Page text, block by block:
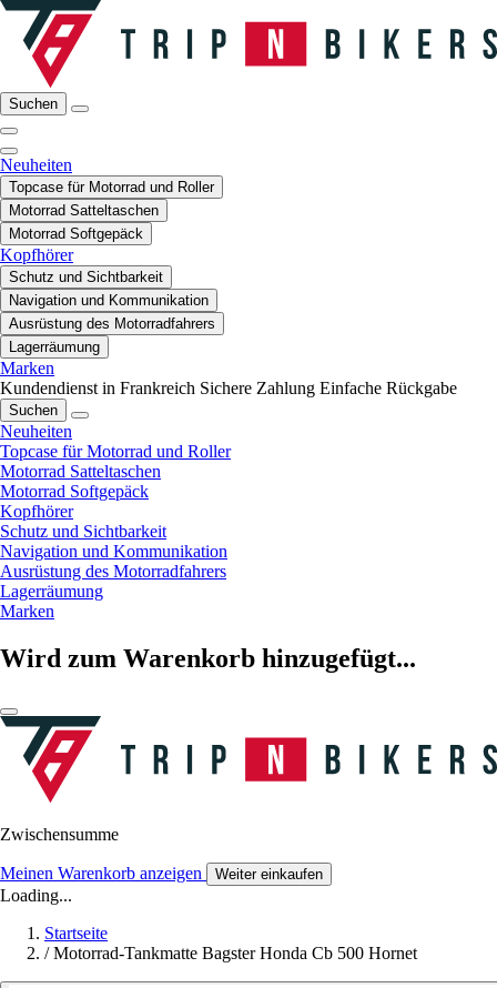
Suchen
Neuheiten
Topcase für Motorrad und Roller
Motorrad Satteltaschen
Motorrad Softgepäck
Kopfhörer
Schutz und Sichtbarkeit
Navigation und Kommunikation
Ausrüstung des Motorradfahrers
Lagerräumung
Marken
Kundendienst in Frankreich Sichere Zahlung Einfache Rückgabe
Suchen
Neuheiten
Topcase für Motorrad und Roller
Motorrad Satteltaschen
Motorrad Softgepäck
Kopfhörer
Schutz und Sichtbarkeit
Navigation und Kommunikation
Ausrüstung des Motorradfahrers
Lagerräumung
Marken
Wird zum Warenkorb hinzugefügt...
Zwischensumme
Meinen Warenkorb anzeigen Weiter einkaufen
Loading...
Startseite
/ Motorrad-Tankmatte Bagster Honda Cb 500 Hornet